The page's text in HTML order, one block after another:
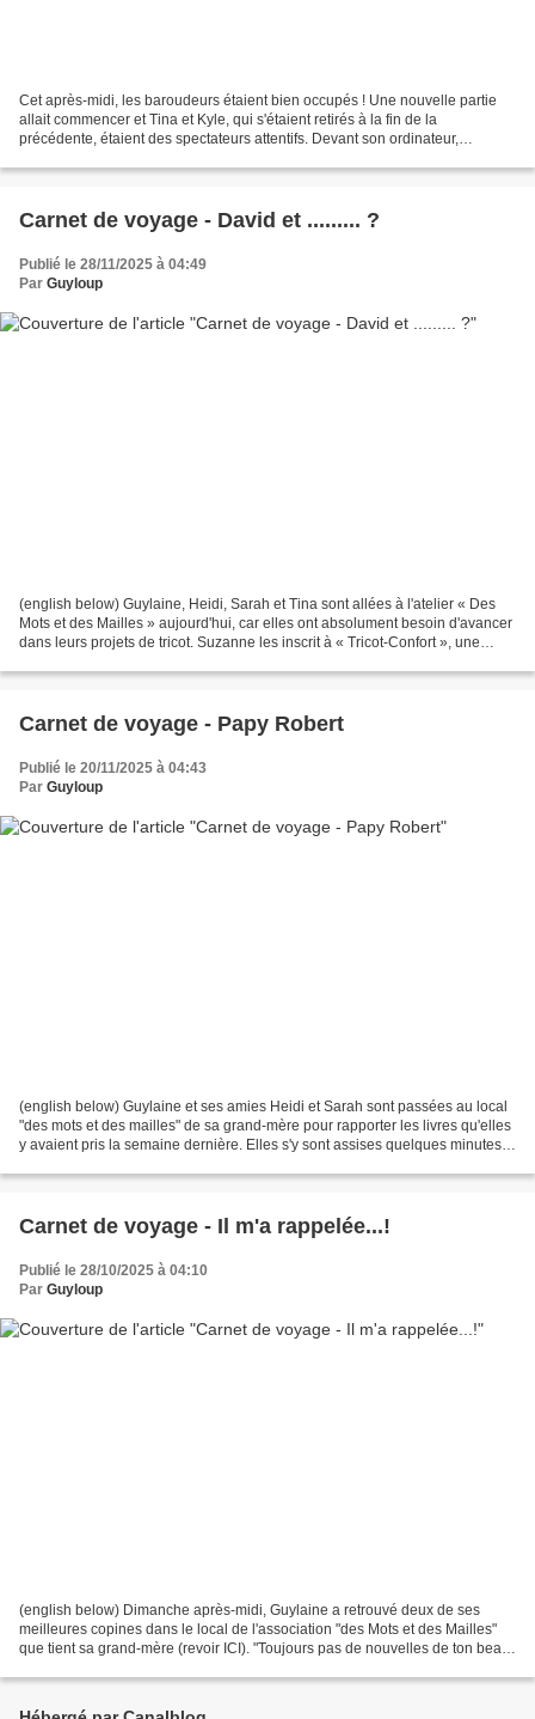
Cet après-midi, les baroudeurs étaient bien occupés ! Une nouvelle partie
allait commencer et Tina et Kyle, qui s'étaient retirés à la fin de la
précédente, étaient des spectateurs attentifs. Devant son ordinateur,
Carnet de voyage - David et ......... ?
Publié le 28/11/2025 à 04:49
Par Guyloup
(english below) Guylaine, Heidi, Sarah et Tina sont allées à l'atelier « Des
Mots et des Mailles » aujourd'hui, car elles ont absolument besoin d'avancer
dans leurs projets de tricot. Suzanne les inscrit à « Tricot-Confort », une
Carnet de voyage - Papy Robert
Publié le 20/11/2025 à 04:43
Par Guyloup
(english below) Guylaine et ses amies Heidi et Sarah sont passées au local
"des mots et des mailles" de sa grand-mère pour rapporter les livres qu'elles
y avaient pris la semaine dernière. Elles s'y sont assises quelques minutes
Carnet de voyage - Il m'a rappelée...!
Publié le 28/10/2025 à 04:10
Par Guyloup
(english below) Dimanche après-midi, Guylaine a retrouvé deux de ses
meilleures copines dans le local de l'association "des Mots et des Mailles"
que tient sa grand-mère (revoir ICI). "Toujours pas de nouvelles de ton beau